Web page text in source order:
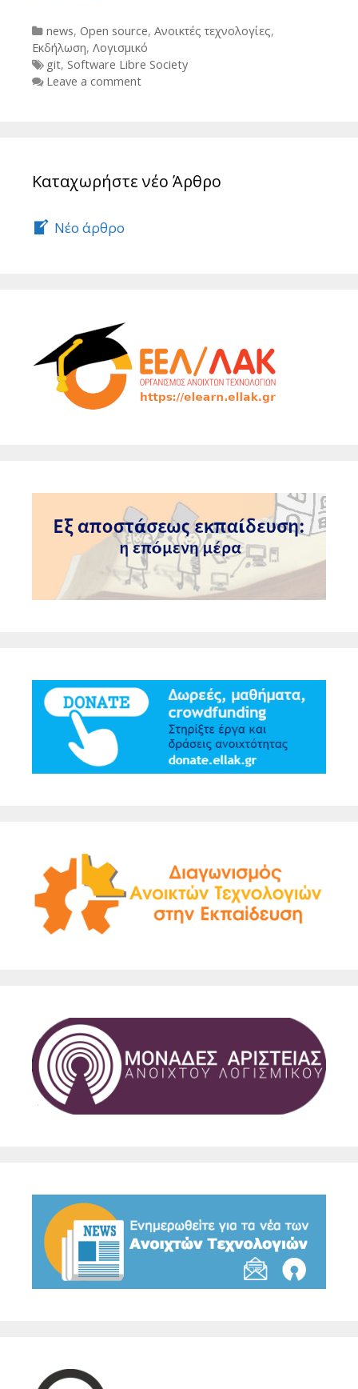
Categories
news, Open source, Ανοικτές τεχνολογίες,
Εκδήλωση, Λογισμικό
Tags
git, Software Libre Society
Leave a comment
Καταχωρήστε νέο Άρθρο
Νέο άρθρο